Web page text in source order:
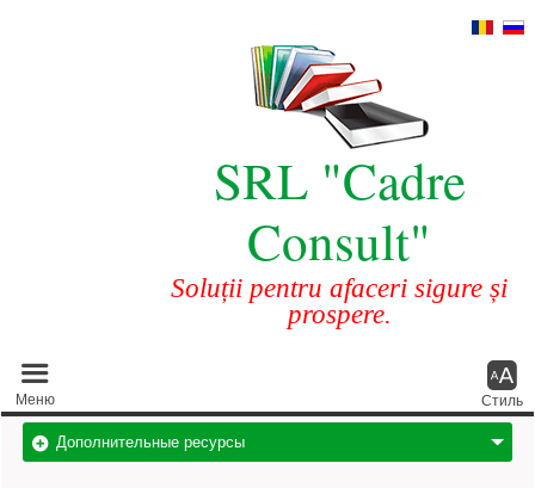
SRL "Cadre
Consult"
Soluții pentru afaceri sigure și
prospere.
Главное меню
Меню Стиль
Дополнительные ресурсы